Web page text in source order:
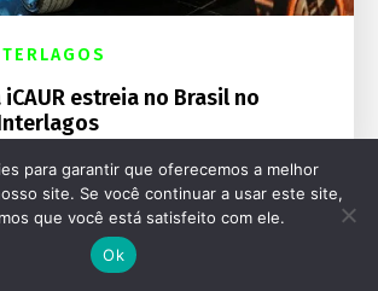
estreia no Brasil no
para garantir que oferecemos a melhor
site. Se você continuar a usar este site,
que você está satisfeito com ele.
Ok